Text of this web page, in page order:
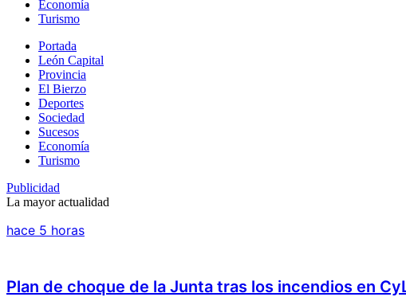
Economía
Turismo
Portada
León Capital
Provincia
El Bierzo
Deportes
Sociedad
Sucesos
Economía
Turismo
Publicidad
La mayor actualidad
hace 5 horas
Plan de choque de la Junta tras los incendios en